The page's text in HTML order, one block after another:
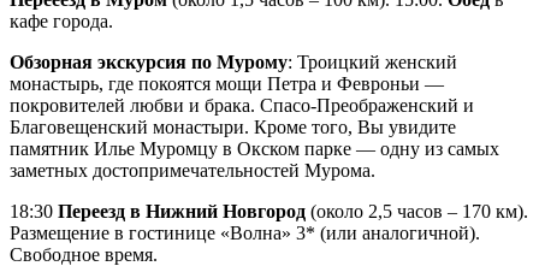
кафе города.
Обзорная экскурсия по Мурому: Троицкий женский
монастырь, где покоятся мощи Петра и Февроньи —
покровителей любви и брака. Спасо-Преображенский и
Благовещенский монастыри. Кроме того, Вы увидите
памятник Илье Муромцу в Окском парке — одну из самых
заметных достопримечательностей Мурома.
18:30 Переезд в Нижний Новгород (около 2,5 часов – 170 км).
Размещение в гостинице «Волна» 3* (или аналогичной).
Свободное время.